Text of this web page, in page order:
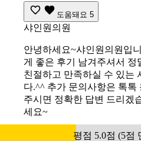
도움돼요 5
샤인원의원
안녕하세요~샤인원의원입
게 좋은 후기 남겨주셔서 정
친절하고 만족하실 수 있는
다.^^ 추가 문의사항은 톡톡
주시면 정확한 답변 드리겠
세요~
평점 5.0점 (5점